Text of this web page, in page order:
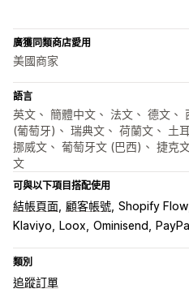
廣獲同類商店愛用
美國商家
語言
英文、 簡體中文、 法文、 德文、
(葡萄牙)、 瑞典文、 荷蘭文、 土
挪威文、 葡萄牙文 (巴西)、 捷克
文
可與以下項目搭配使用
結帳頁面 顧客帳號 Shopify Flow
Klaviyo
Loox Ominisend PayPal
類別
追蹤訂單